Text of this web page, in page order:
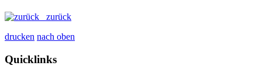
zurück
drucken nach oben
Quicklinks